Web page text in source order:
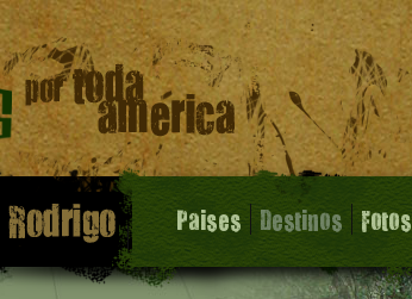
Paises Destinos Fotos